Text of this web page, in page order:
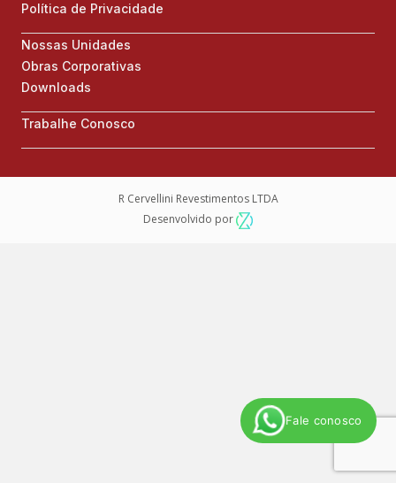
Fale conosco
Política de Privacidade
Nossas Unidades
Obras Corporativas
Downloads
Trabalhe Conosco
R Cervellini Revestimentos LTDA
Desenvolvido por